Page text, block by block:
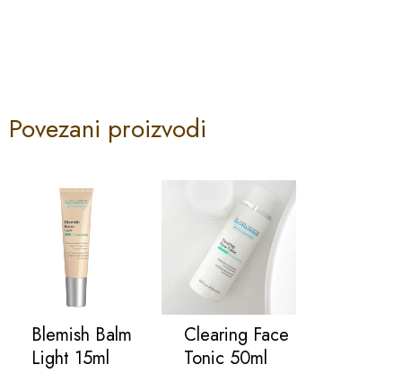
Povezani proizvodi
Blemish Balm
Light 15ml
Clearing Face
Tonic 50ml